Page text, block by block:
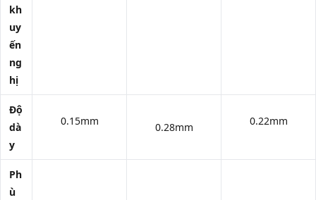
kh
uy
ến
ng
hị
Độ
dà
y
0.15mm 0.28mm 0.22mm
Ph
ù